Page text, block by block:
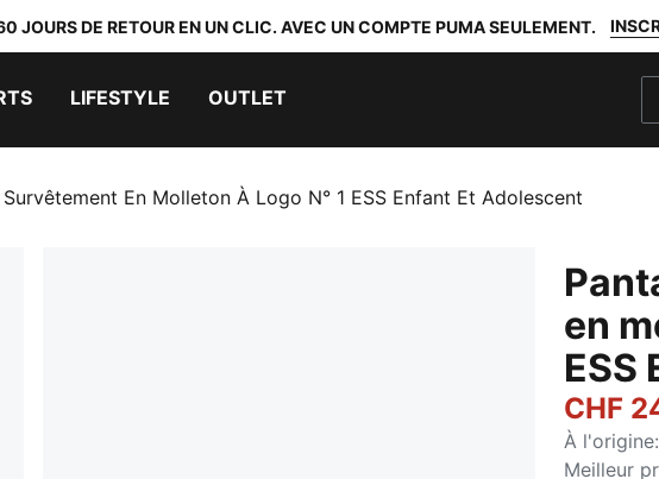
JOURS DE RETOUR EN UN CLIC. AVEC UN COMPTE PUMA SEULEMENT.
LIFESTYLE OUTLET
En Molleton À Logo N° 1 ESS Enfant Et Adolescent
en
ESS
CHF
À l'origine:
Meilleur